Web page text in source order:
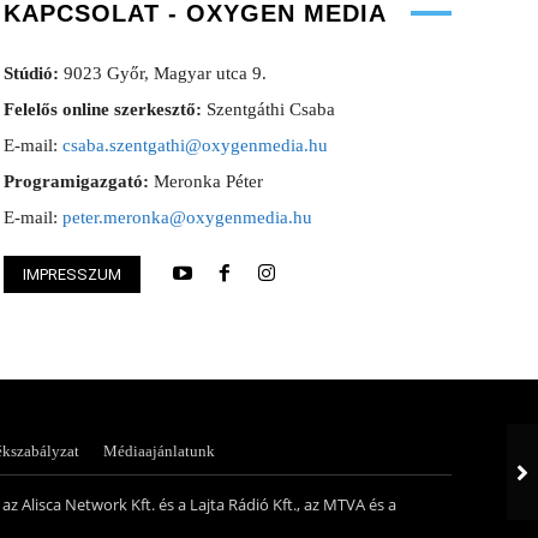
– online szerkesztő – 2016
KAPCSOLAT - OXYGEN MEDIA
Stúdió: 9023 Győr, Magyar utca 9.
Felelős online szerkesztő: Szentgáthi Csaba
E-mail: csaba.szentgathi@oxygenmedia.hu
Programigazgató: Meronka Péter
E-mail: peter.meronka@oxygenmedia.hu
IMPRESSZUM
Médiaajánlatunk
Alisca Network Kft. és a Lajta Rádió Kft., az MTVA és a